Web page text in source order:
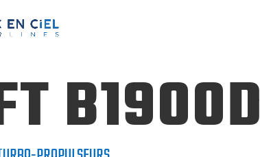
B1900D